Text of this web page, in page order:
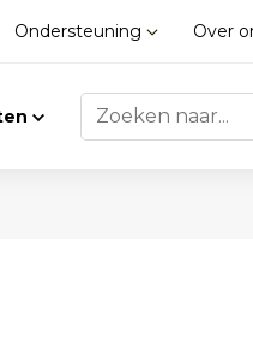
Ondersteuning Over